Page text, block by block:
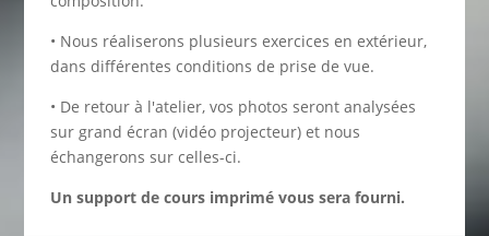
• Nous réaliserons plusieurs exercices en extérieur,
dans différentes conditions de prise de vue.
• De retour à l'atelier, vos photos seront analysées
sur grand écran (vidéo projecteur) et nous
échangerons sur celles-ci.
Un support de cours imprimé vous sera fourni.